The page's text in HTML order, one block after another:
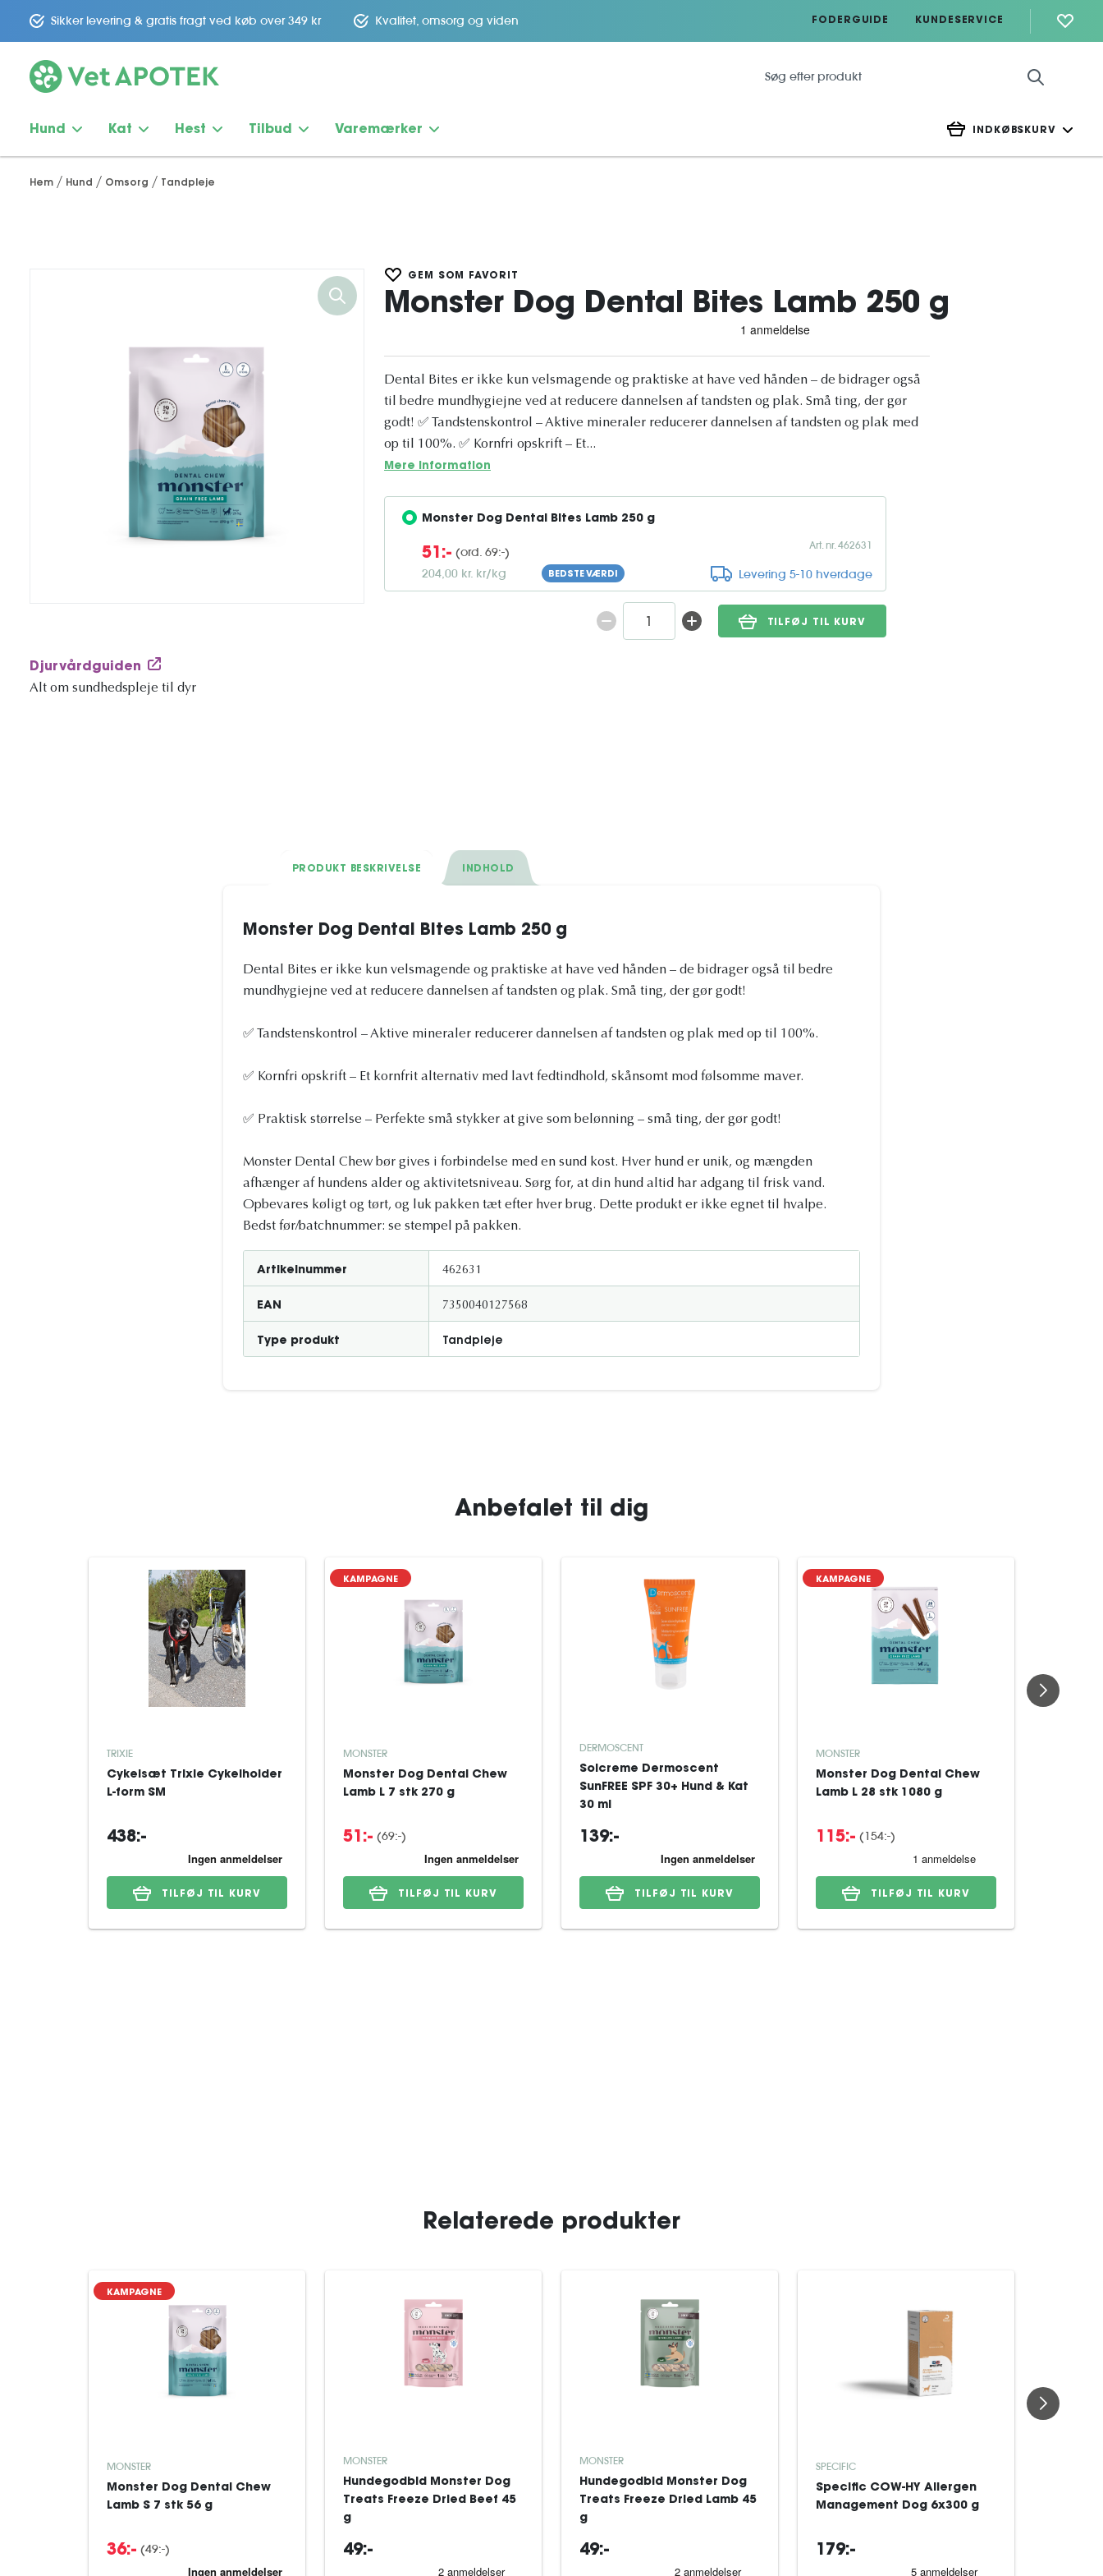
Sikker levering & gratis fragt ved køb over 349 kr Kvalitet, omsorg og viden FODERGUIDE KUNDESERVICE
Hund Kat Hest Tilbud Varemærker INDKØBSKURV
Hem Hund Omsorg Tandpleje
Djurvårdguiden
Alt om sundhedspleje til dyr
GEM SOM FAVORIT
Monster Dog Dental Bites Lamb 250 g
Dental Bites er ikke kun velsmagende og praktiske at have ved hånden – de bidrager også
til bedre mundhygiejne ved at reducere dannelsen af ​​tandsten og plak. Små ting, der gør
godt! ✅ Tandstenskontrol – Aktive mineraler reducerer dannelsen af ​​tandsten og plak med
op til 100%. ✅ Kornfri opskrift – Et...
Mere information
Monster Dog Dental Bites Lamb 250 g
51:- (ord. 69:-)
204,00 kr. kr/kg
BEDSTE VÆRDI
Art. nr. 462631
Levering 5-10 hverdage
TILFØJ TIL KURV
PRODUKT BESKRIVELSE INDHOLD
Monster Dog Dental Bites Lamb 250 g
Dental Bites er ikke kun velsmagende og praktiske at have ved hånden – de bidrager også til bedre
mundhygiejne ved at reducere dannelsen af ​​tandsten og plak. Små ting, der gør godt!
✅ Tandstenskontrol – Aktive mineraler reducerer dannelsen af ​​tandsten og plak med op til 100%.
✅ Kornfri opskrift – Et kornfrit alternativ med lavt fedtindhold, skånsomt mod følsomme maver.
✅ Praktisk størrelse – Perfekte små stykker at give som belønning – små ting, der gør godt!
Monster Dental Chew bør gives i forbindelse med en sund kost. Hver hund er unik, og mængden
afhænger af hundens alder og aktivitetsniveau. Sørg for, at din hund altid har adgang til frisk vand.
Opbevares køligt og tørt, og luk pakken tæt efter hver brug. Dette produkt er ikke egnet til hvalpe.
Bedst før/batchnummer: se stempel på pakken.
Artikelnummer 462631
EAN 7350040127568
Type produkt Tandpleje
Anbefalet til dig
TRIXIE
Cykelsæt Trixie Cykelholder
L-form SM
438:-
TILFØJ TIL KURV
KAMPAGNE
MONSTER
Monster Dog Dental Chew
Lamb L 7 stk 270 g
51:- (69:-)
TILFØJ TIL KURV
DERMOSCENT
Solcreme Dermoscent
SunFREE SPF 30+ Hund & Kat
30 ml
139:-
TILFØJ TIL KURV
KAMPAGNE
MONSTER
Monster Dog Dental Chew
Lamb L 28 stk 1080 g
115:- (154:-)
TILFØJ TIL KURV
Relaterede produkter
KAMPAGNE
MONSTER
Monster Dog Dental Chew
Lamb S 7 stk 56 g
36:- (49:-)
MONSTER
Hundegodbid Monster Dog
Treats Freeze Dried Beef 45
g
49:-
MONSTER
Hundegodbid Monster Dog
Treats Freeze Dried Lamb 45
g
49:-
SPECIFIC
Specific COW-HY Allergen
Management Dog 6x300 g
179:-